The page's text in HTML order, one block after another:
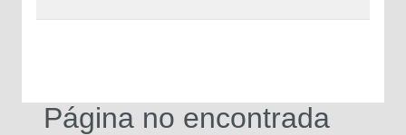
Página no encontrada